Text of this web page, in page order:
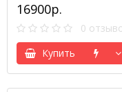
16900р.
0
Купить